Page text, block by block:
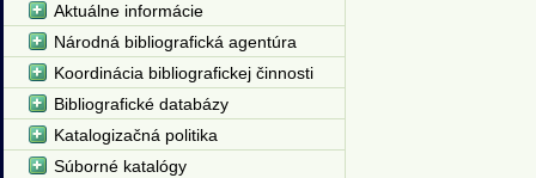
Aktuálne informácie
Národná bibliografická agentúra
Koordinácia bibliografickej činnosti
Bibliografické databázy
Katalogizačná politika
Súborné katalógy